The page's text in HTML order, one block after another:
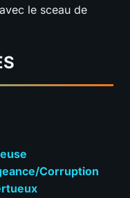
le sceau de
Corruption